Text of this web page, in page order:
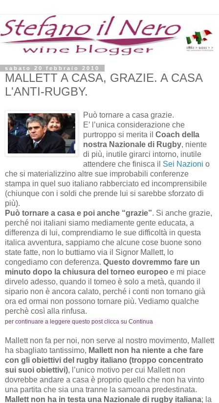
sabato 20 febbraio 2010
MALLETT A CASA, GRAZIE. A CASA
L'ANTI-RUGBY.
Può tornare a casa grazie.
E’ l’unica considerazione che
purtroppo si merita il Coach della
nostra Nazionale di Rugby, niente
di più, inutile girarci intorno, inutile
attendere che finisca il Sei Nazioni o
che si materializzino altre sue improbabili conferenze
stampa in quel suo italiano rabberciato ed incomprensibile
(chiunque con i soldi che prende lui si sarebbe sforzato di
più).
Può tornare a casa e poi anche “grazie”. Si anche grazie,
perché noi italiani siamo mediamente gente educata, a
differenza di lui, comprendiamo le sue difficoltà in questa
italica avventura, sappiamo che alcune cose buone sono
state fatte, non lo buttiamo via il Signor Mallett, lo
congediamo con deferenza. Questo dovremmo fare un
minuto dopo la chiusura del torneo europeo e mi piace
dirvelo adesso, quando il torneo è solo a metà, quando il
sipario non è ancora calato, perché i conti non tornano già
ora ed ormai non possono tornare più. Vediamo qualche
perchè così alla rinfusa.
per continuare a leggere questo post clicca su Continua
Mallett non fa per noi, non serve al nostro movimento, Mallett
ha sbagliato tantissimo, Mallett non ha niente a che fare
con gli obiettivi del rugby italiano (troppo concentrato
sui suoi obiettivi), l’unico motivo per cui Mallett non
dovrebbe andare a casa è proprio quello che non ha vinto
una partita che sia una tranne la samoana predestinata.
Mallett non ha in testa una Nazionale di rugby italiana; la